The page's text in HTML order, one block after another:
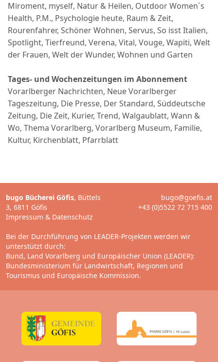
Miroment, myself, Natur & Heilen, Outdoor Women´s
Health, P.M., Psychologie heute, Raum & Zeit,
Rourenfahrer, Schöner Wohnen, Servus, So isst Italien,
Spotlight, Tierfreund, Verena, Vital, Vouge, Wapiti, Welt
der Frauen, Welt der Wunder, Wohnen und Garten
Tages- und Wochenzeitungen im Abonnement
Vorarlberger Nachrichten, Neue Vorarlberger
Tageszeitung, Die Presse, Der Standard, Süddeutsche
Zeitung, Die Zeit, Kurier, Trend, Walgaublatt, Wann &
Wo, Thema Vorarlberg, Vorarlberg Museum, Familie,
Kultur, Kirchenblatt, Pfarrblatt
bugo Bücherei Göfis, Büttels
3, 6811 Göfis
Impressum & Datenschutz
bugo@goefis.at
+43 (0)5522 72 715 400
Bei der Durchführung von LEADER-Projekten werden wir
unterstützt durch:
Bund, Land Vorarlberg und Europäischer Union (LEADER):
Bundesministerium für Landwirtschaft, Regionen und
Tourismus und Europäische Kommission.